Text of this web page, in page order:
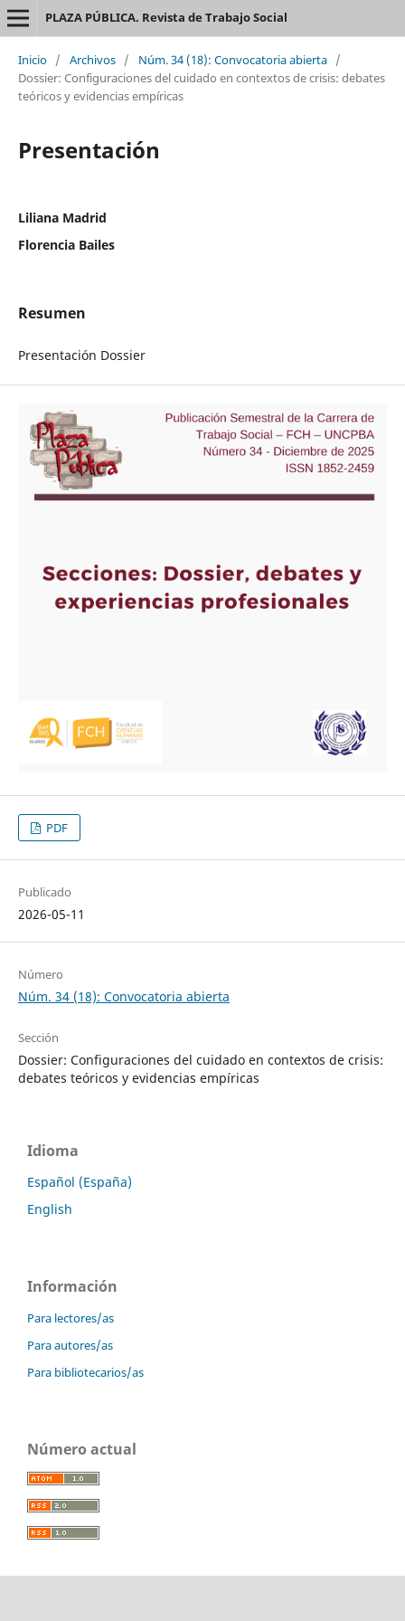
PLAZA PÚBLICA. Revista de Trabajo Social
Inicio / Archivos / Núm. 34 (18): Convocatoria abierta /
Dossier: Configuraciones del cuidado en contextos de crisis: debates
teóricos y evidencias empíricas
Presentación
Liliana Madrid
Florencia Bailes
Resumen
Presentación Dossier
PDF
Publicado
2026-05-11
Número
Núm. 34 (18): Convocatoria abierta
Sección
Dossier: Configuraciones del cuidado en contextos de crisis:
debates teóricos y evidencias empíricas
Idioma
Español (España)
English
Información
Para lectores/as
Para autores/as
Para bibliotecarios/as
Número actual